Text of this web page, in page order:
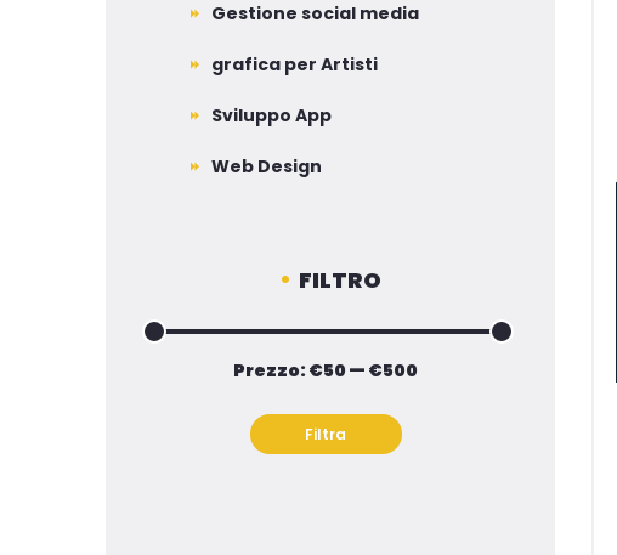
Gestione social media
grafica per Artisti
Sviluppo App
Web Design
FILTRO
Filtra
Prezzo: €50 — €500